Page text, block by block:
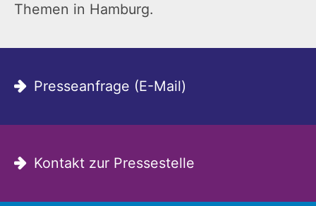
Themen in Hamburg.
Presseanfrage (E-Mail)
Kontakt zur Pressestelle